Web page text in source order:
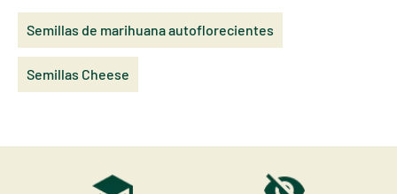
Semillas de marihuana autoflorecientes
Semillas Cheese